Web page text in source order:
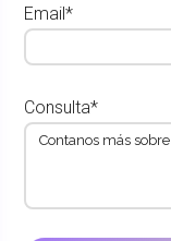
Email*
Consulta*